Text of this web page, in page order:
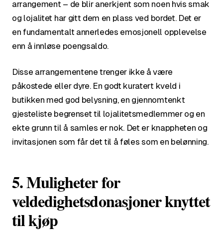
arrangement – de blir anerkjent som noen hvis smak
og lojalitet har gitt dem en plass ved bordet. Det er
en fundamentalt annerledes emosjonell opplevelse
enn å innløse poengsaldo.
Disse arrangementene trenger ikke å være
påkostede eller dyre. En godt kuratert kveld i
butikken med god belysning, en gjennomtenkt
gjesteliste begrenset til lojalitetsmedlemmer og en
ekte grunn til å samles er nok. Det er knappheten og
invitasjonen som får det til å føles som en belønning.
5. Muligheter for
veldedighetsdonasjoner knyttet
til kjøp